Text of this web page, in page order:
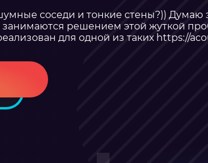
соседи и тонкие стены?)) Думаю
занимаются решением этой жуткой
для одной из таких https://